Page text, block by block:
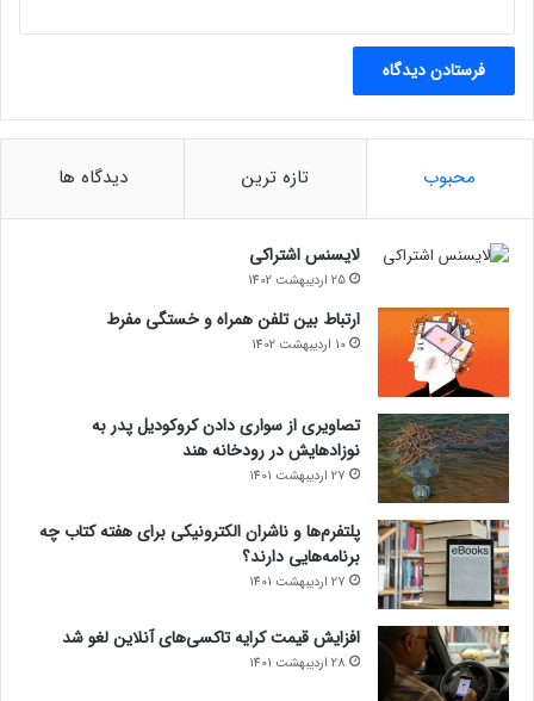
محبوب تازه ترین دیدگاه ها
لایسنس اشتراکی
25 اردیبهشت 1402
ارتباط بین تلفن همراه و خستگی مفرط
10 اردیبهشت 1402
تصاویری از سواری دادن کروکودیل پدر به
نوزادهایش در رودخانه هند
27 اردیبهشت 1401
پلتفرم‌ها و ناشران الکترونیکی برای هفته کتاب چه
برنامه‌هایی دارند؟
27 اردیبهشت 1401
افزایش قیمت کرایه تاکسی‌های آنلاین لغو شد
28 اردیبهشت 1401